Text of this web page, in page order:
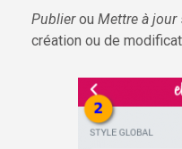
Publierou Mettre à jour
création ou de